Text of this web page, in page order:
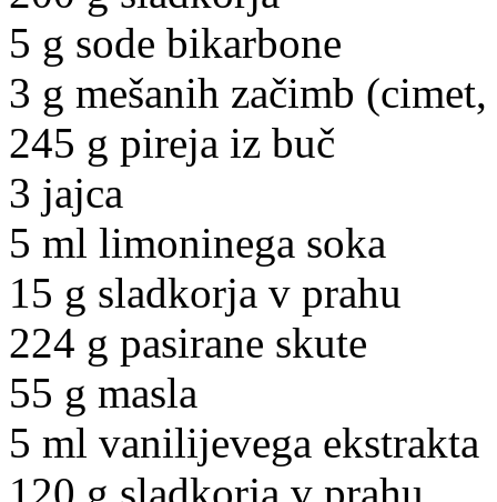
5 g sode bikarbone
3 g mešanih začimb
245 g pireja iz buč
3 jajca
5 ml limoninega soka
15 g sladkorja v prahu
224 g pasirane skute
55 g masla
5 ml vanilijevega ekstrakta